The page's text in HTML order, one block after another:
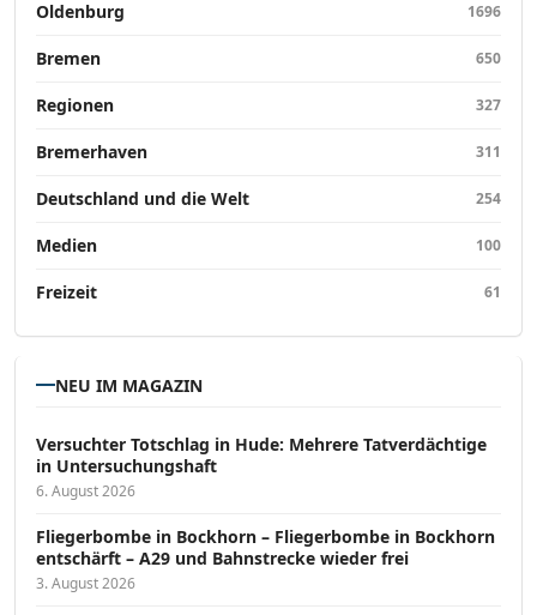
Oldenburg 1696
Bremen 650
Regionen 327
Bremerhaven 311
Deutschland und die Welt 254
Medien 100
Freizeit 61
NEU IM MAGAZIN
Versucht­er Totschlag in Hude: Mehrere Tatverdächtige
in Untersuchungshaft
6. August 2026
Fliegerbombe in Bockhorn – Fliegerbombe in Bockhorn
entschärft – A29 und Bahnstrecke wieder frei
3. August 2026